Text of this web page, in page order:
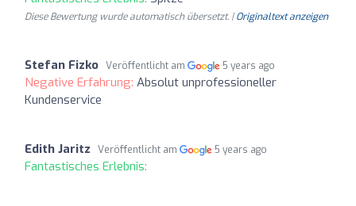
Diese Bewertung wurde automatisch übersetzt. |Originaltext anzeigen
Stefan Fizko Veröffentlicht am 5 years ago
Negative Erfahrung: Absolut unprofessioneller
Kundenservice
Edith Jaritz Veröffentlicht am 5 years ago
Fantastisches Erlebnis: